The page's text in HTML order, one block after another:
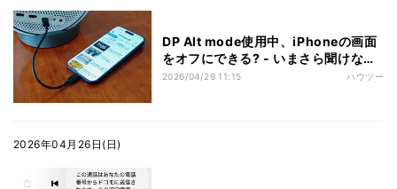
DP Alt mode使用中、iPhoneの画面
をオフにできる? - いまさら聞けない
iPhoneのなぜ
2026/04/29 11:15 ハウツー
2026年04月26日(日)